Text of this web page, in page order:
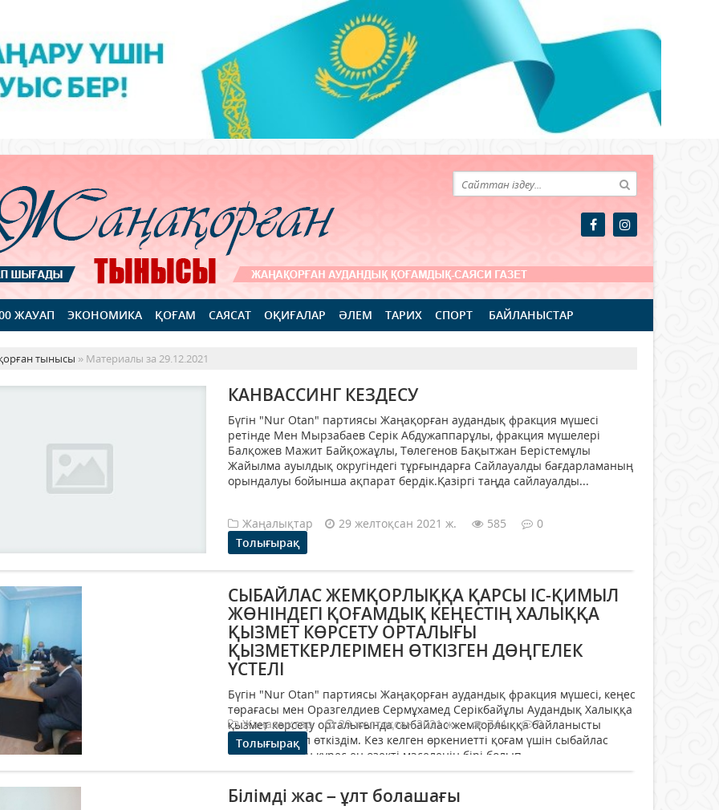
ЖАУАП ЭКОНОМИКА ҚОҒАМ САЯСАТ ОҚИҒАЛАР ӘЛЕМ ТАРИХ СПОРТ БАЙЛАНЫСТАР
тынысы » Материалы за 29.12.2021
КАНВАССИНГ КЕЗДЕСУ
Бүгін "Nur Otan" партиясы Жаңақорған аудандық фракция мүшесі
ретінде Мен Мырзабаев Серік Абдужаппарұлы, фракция мүшелері
Балқожев Мажит Байқожаұлы, Төлегенов Бақытжан Берістемұлы
Жайылма ауылдық округіндегі тұрғындарға Сайлауалды бағдарламаның
орындалуы бойынша ақпарат бердік.Қазіргі таңда сайлауалды...
Жаңалықтар 29 желтоқсан 2021 ж. 585
0
Толығырақ
СЫБАЙЛАС ЖЕМҚОРЛЫҚҚА ҚАРСЫ ІС-ҚИМЫЛ
ЖӨНІНДЕГІ ҚОҒАМДЫҚ КЕҢЕСТІҢ ХАЛЫҚҚА
ҚЫЗМЕТ КӨРСЕТУ ОРТАЛЫҒЫ
ҚЫЗМЕТКЕРЛЕРІМЕН ӨТКІЗГЕН ДӨҢГЕЛЕК
ҮСТЕЛІ
Бүгін "Nur Otan" партиясы Жаңақорған аудандық фракция мүшесі, кеңес
төрағасы мен Оразгелдиев Сермұхамед Серікбайұлы Аудандық Халыққа
қызмет көрсету орталығында сыбайлас жемқорлыққа байланысты
дөңгелек үстел өткіздім. Кез келген өркениетті қоғам үшін сыбайлас
жемқорлықпен күрес ең өзекті мәселенің бірі болып...
Жаңалықтар 29 желтоқсан 2021 ж. 744
0
Толығырақ
Білімді жас – ұлт болашағы